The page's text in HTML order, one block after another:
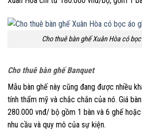
Cho thuê bàn ghế Xuân Hòa có
Cho thuê bàn ghế Banquet
Mẫu bàn ghế này cũng đang được nhiều
tính thẩm mỹ và chắc chắn của nó. Giá
280.000 vnđ/ bộ gồm 1 bàn và 6 ghế
nhu cầu và quy mô của sự kiện.